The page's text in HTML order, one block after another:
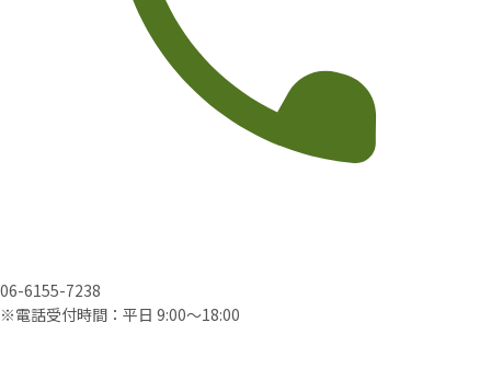
06-6155-7238
※電話受付時間：平日 9:00〜18:00